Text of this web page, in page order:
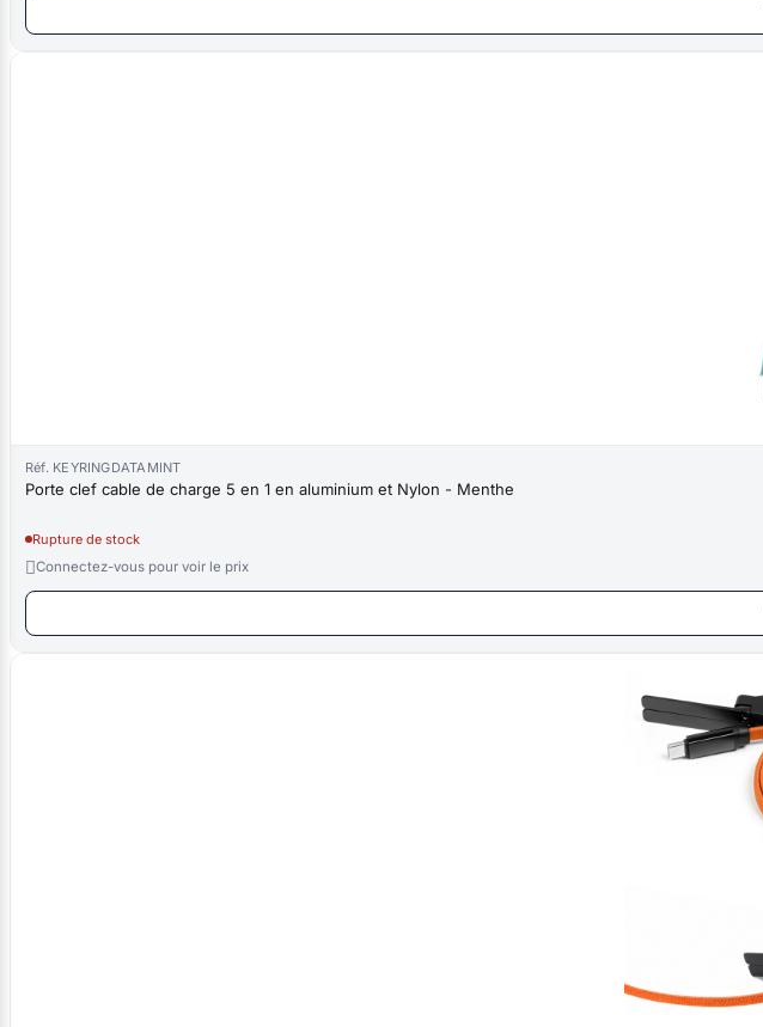
Réf. KEYRINGDATAMINT
Porte clef cable de charge 5 en 1 en aluminium et Nylon - Menthe
Rupture de stock
Connectez-vous pour voir le prix